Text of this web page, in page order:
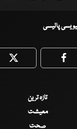
پالیسی
Twitter
تازہ ترین
معیشت
صحت